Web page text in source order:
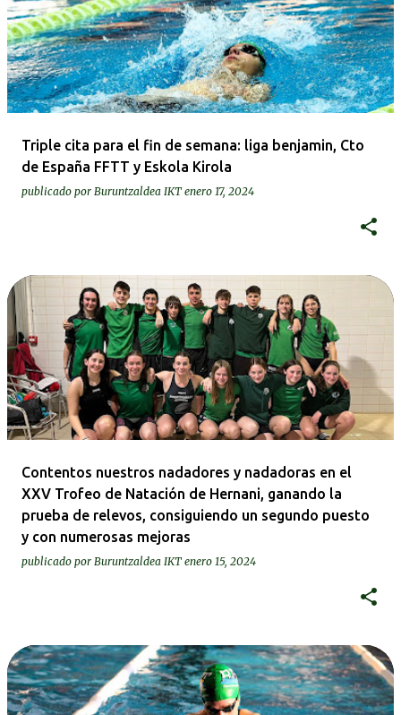
Triple cita para el fin de semana: liga benjamin, Cto
de España FFTT y Eskola Kirola
publicado por Buruntzaldea IKT enero 17, 2024
Contentos nuestros nadadores y nadadoras en el
XXV Trofeo de Natación de Hernani, ganando la
prueba de relevos, consiguiendo un segundo puesto
y con numerosas mejoras
publicado por Buruntzaldea IKT enero 15, 2024